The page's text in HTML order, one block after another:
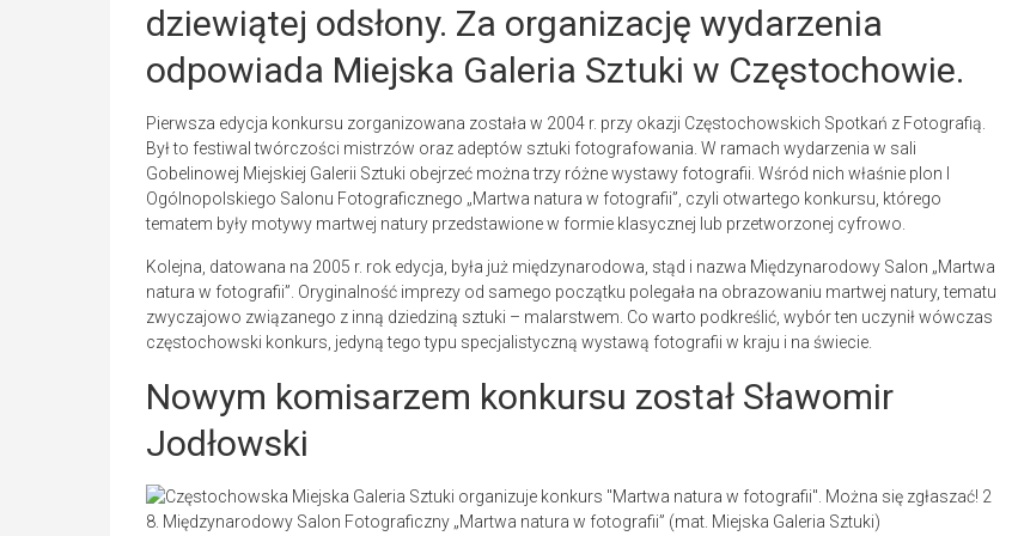
dziewiątej odsłony. Za organizację wydarzenia
odpowiada Miejska Galeria Sztuki w Częstochowie.
Pierwsza edycja konkursu zorganizowana została w 2004 r. przy okazji Częstochowskich Spotkań z Fotografią.
Był to festiwal twórczości mistrzów oraz adeptów sztuki fotografowania. W ramach wydarzenia w sali
Gobelinowej Miejskiej Galerii Sztuki obejrzeć można trzy różne wystawy fotografii. Wśród nich właśnie plon I
Ogólnopolskiego Salonu Fotograficznego „Martwa natura w fotografii”, czyli otwartego konkursu, którego
tematem były motywy martwej natury przedstawione w formie klasycznej lub przetworzonej cyfrowo.
Kolejna, datowana na 2005 r. rok edycja, była już międzynarodowa, stąd i nazwa Międzynarodowy Salon „Martwa
natura w fotografii”. Oryginalność imprezy od samego początku polegała na obrazowaniu martwej natury, tematu
zwyczajowo związanego z inną dziedziną sztuki – malarstwem. Co warto podkreślić, wybór ten uczynił wówczas
częstochowski konkurs, jedyną tego typu specjalistyczną wystawą fotografii w kraju i na świecie.
Nowym komisarzem konkursu został Sławomir
Jodłowski
8. Międzynarodowy Salon Fotograficzny „Martwa natura w fotografii” (mat. Miejska Galeria Sztuki)